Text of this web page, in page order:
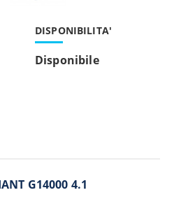
DISPONIBILITA'
Disponibile
G14000 4.1